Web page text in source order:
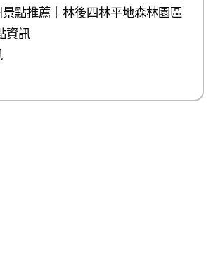
景點推薦｜林後四林平地森林園區
資訊